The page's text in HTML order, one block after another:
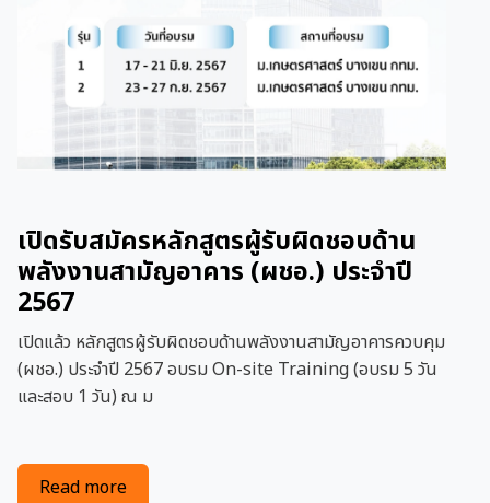
เปิดรับสมัครหลักสูตรผู้รับผิดชอบด้าน
พลังงานสามัญอาคาร (ผชอ.) ประจำปี
2567
เปิดแล้ว หลักสูตรผู้รับผิดชอบด้านพลังงานสามัญอาคารควบคุม
(ผชอ.) ประจำปี 2567 อบรม On-site Training (อบรม 5 วัน
และสอบ 1 วัน) ณ ม
Read moreabout เปิดรับสมัครหลักสูตรผู้รับผิดชอบด้านพลังงา